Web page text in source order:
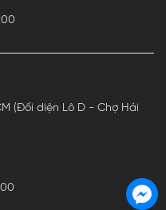
(Đối diện Lô D - Chợ Hải